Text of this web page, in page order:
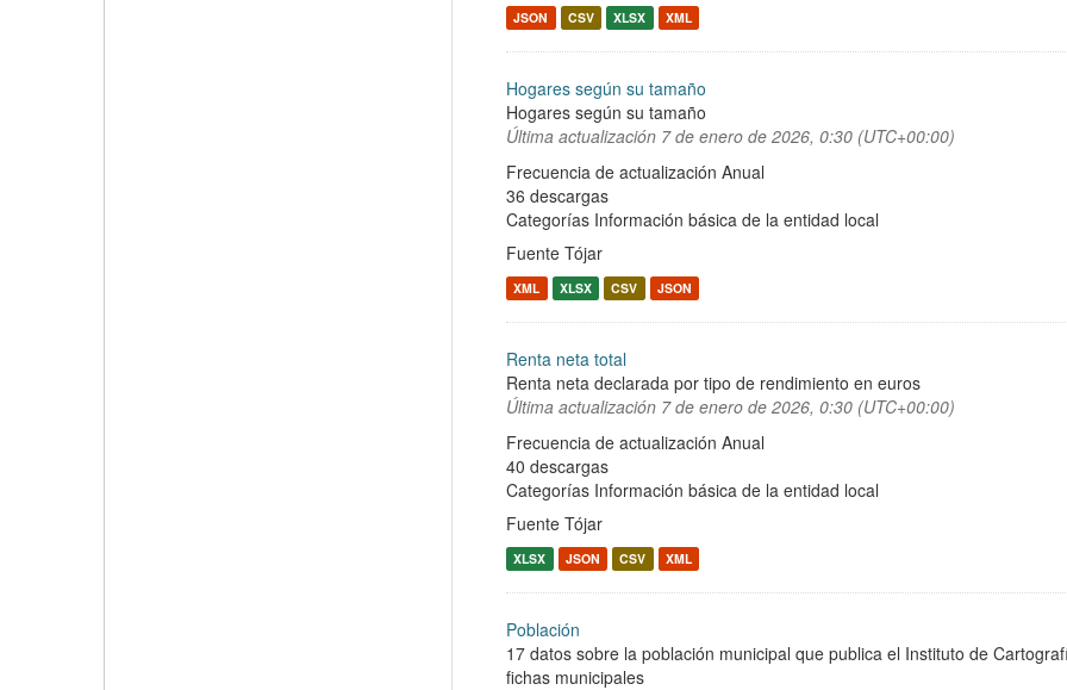
JSON CSV XLSX XML
Hogares según su tamaño
Hogares según su tamaño
Última actualización 7 de enero de 2026, 0:30 (UTC+00:00)
Frecuencia de actualización Anual
36 descargas
Categorías Información básica de la entidad local
Fuente Tójar
XML XLSX CSV JSON
Renta neta total
Renta neta declarada por tipo de rendimiento en euros
Última actualización 7 de enero de 2026, 0:30 (UTC+00:00)
Frecuencia de actualización Anual
40 descargas
Categorías Información básica de la entidad local
Fuente Tójar
XLSX JSON CSV XML
Población
17 datos sobre la población municipal que publica el Instituto de
fichas municipales